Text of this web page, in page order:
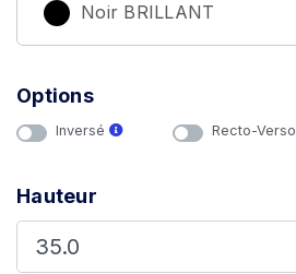
Noir BRILLANT
Options
Inversé Recto-Verso
Hauteur